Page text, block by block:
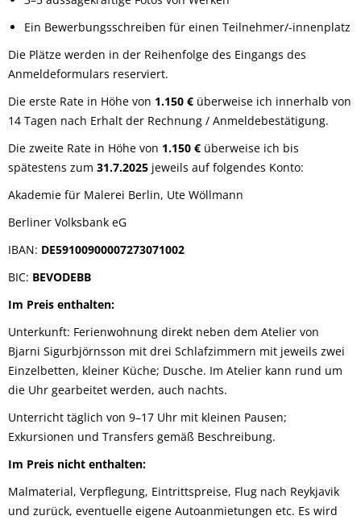
Ein Bewerbungsschreiben für einen Teilnehmer/-innenplatz
Die Plätze werden in der Reihenfolge des Eingangs des
Anmeldeformulars reserviert.
Die erste Rate in Höhe von 1.150 € überweise ich innerhalb von
14 Tagen nach Erhalt der Rechnung / Anmeldebestätigung.
Die zweite Rate in Höhe von 1.150 € überweise ich bis
spätestens zum 31.7.2025 jeweils auf folgendes Konto:
Akademie für Malerei Berlin, Ute Wöllmann
Berliner Volksbank eG
IBAN: DE59100900007273071002
BIC: BEVODEBB
Im Preis enthalten:
Unterkunft: Ferienwohnung direkt neben dem Atelier von
Bjarni Sigurbjörnsson mit drei Schlafzimmern mit jeweils zwei
Einzelbetten, kleiner Küche; Dusche. Im Atelier kann rund um
die Uhr gearbeitet werden, auch nachts.
Unterricht täglich von 9–17 Uhr mit kleinen Pausen;
Exkursionen und Transfers gemäß Beschreibung.
Im Preis nicht enthalten:
Malmaterial, Verpflegung, Eintrittspreise, Flug nach Reykjavik
und zurück, eventuelle eigene Autoanmietungen etc. Es wird